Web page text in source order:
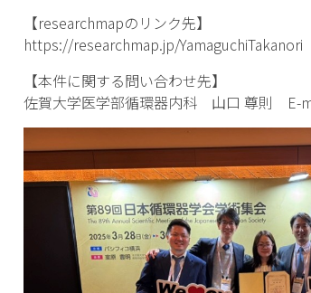
【researchmapのリンク先】
https://researchmap.jp/YamaguchiTakanori
【本件に関する問い合わせ先】
佐賀大学医学部循環器内科 山口 尊則 E-